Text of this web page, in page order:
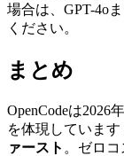
場合は、GPT-4o
ください。
まとめ
OpenCodeは2026
を体現しています
ァースト 。ゼロ